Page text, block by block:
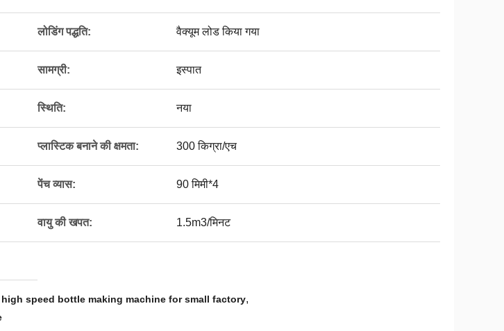
लोडिंग पद्धति: वैक्यूम लोड किया गया
सामग्री: इस्पात
स्थिति: नया
प्लास्टिक बनाने की क्षमता: 300 किग्रा/एच
पेंच व्यास: 90 मिमी*4
वायु की खपत: 1.5m3/मिनट
high speed bottle making machine for small factory,